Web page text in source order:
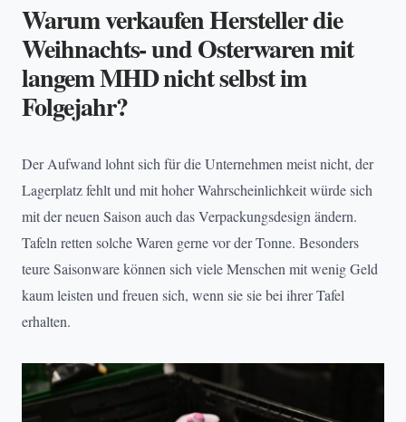
Warum verkaufen Hersteller die
Weihnachts- und Osterwaren mit
langem MHD nicht selbst im
Folgejahr?
Der Aufwand lohnt sich für die Unternehmen meist nicht, der
Lagerplatz fehlt und mit hoher Wahrscheinlichkeit würde sich
mit der neuen Saison auch das Verpackungsdesign ändern.
Tafeln retten solche Waren gerne vor der Tonne. Besonders
teure Saisonware können sich viele Menschen mit wenig Geld
kaum leisten und freuen sich, wenn sie sie bei ihrer Tafel
erhalten.